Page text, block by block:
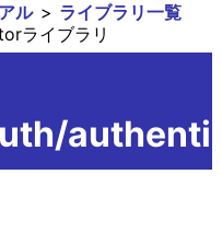
ル
ライブラリ一覧
ライブラリ